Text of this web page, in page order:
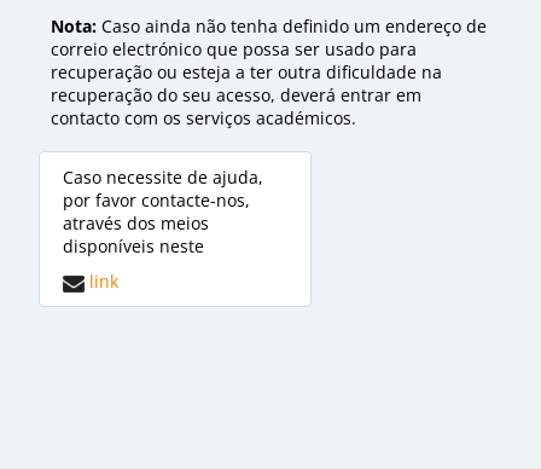
Nota: Caso ainda não tenha definido um endereço de
correio electrónico que possa ser usado para
recuperação ou esteja a ter outra dificuldade na
recuperação do seu acesso, deverá entrar em
contacto com os serviços académicos.
Caso necessite de ajuda,
por favor contacte-nos,
através dos meios
disponíveis neste
link